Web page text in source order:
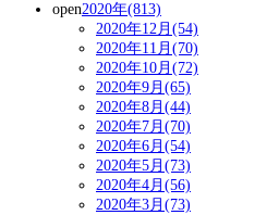
open2020年(813)
2020年12月(54)
2020年11月(70)
2020年10月(72)
2020年9月(65)
2020年8月(44)
2020年7月(70)
2020年6月(54)
2020年5月(73)
2020年4月(56)
2020年3月(73)